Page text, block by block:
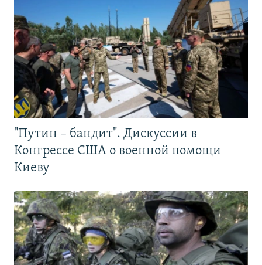
"Путин – бандит". Дискуссии в
Конгрессе США о военной помощи
Киеву